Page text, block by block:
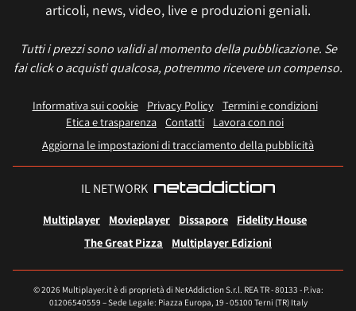
articoli, news, video, live e produzioni geniali.
Tutti i prezzi sono validi al momento della pubblicazione. Se
fai click o acquisti qualcosa, potremmo ricevere un compenso.
Informativa sui cookie Privacy Policy
Termini e condizioni
Etica e trasparenza Contatti
Lavora con noi
Aggiorna le impostazioni di tracciamento della pubblicità
IL NETWORK
Multiplayer Movieplayer Dissapore
Fidelity House
The Great Pizza
Multiplayer Edizioni
© 2026 Multiplayer.it è di proprietà di NetAddiction S.r.l. REA TR - 80133 - P.iva:
01206540559 – Sede Legale: Piazza Europa, 19 - 05100 Terni (TR) Italy